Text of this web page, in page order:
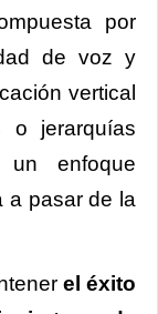
por
de voz y
vertical
o jerarquías
un enfoque
a pasar de la
el éxito